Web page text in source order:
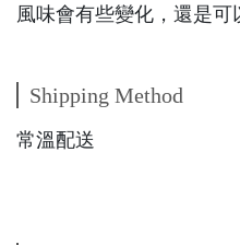
風味會有些變化，還是
Shipping Method
常溫配送